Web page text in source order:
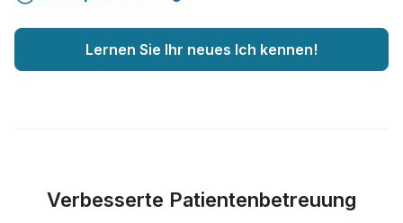
Lernen Sie Ihr neues Ich kennen!
Verbesserte Patientenbetreuung